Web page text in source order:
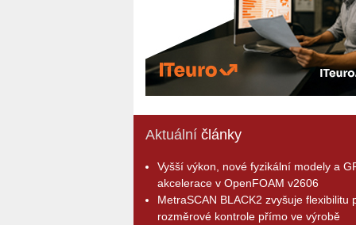
Aktuální články
Vyšší výkon, nové fyzikální modely a
akcelerace v OpenFOAM v2606
MetraSCAN BLACK2 zvyšuje flexibilitu
rozměrové kontrole přímo ve výrobě